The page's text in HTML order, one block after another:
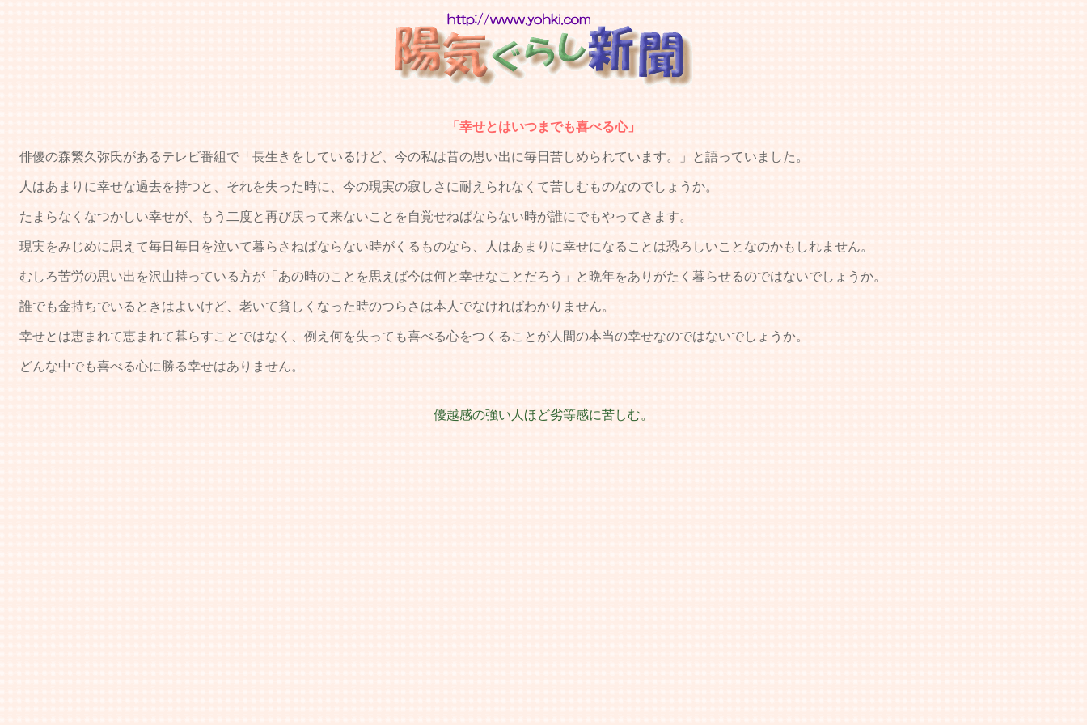
「幸せとはいつまでも喜べる心」
俳優の森繁久弥氏があるテレビ番組で「長生きをしているけど、今の私は昔の思い出に毎日苦しめられています。」と語っていました。
人はあまりに幸せな過去を持つと、それを失った時に、今の現実の寂しさに耐えられなくて苦しむものなのでしょうか。
たまらなくなつかしい幸せが、もう二度と再び戻って来ないことを自覚せねばならない時が誰にでもやってきます。
現実をみじめに思えて毎日毎日を泣いて暮らさねばならない時がくるものなら、人はあまりに幸せになることは恐ろしいことなのかもしれません。
むしろ苦労の思い出を沢山持っている方が「あの時のことを思えば今は何と幸せなことだろう」と晩年をありがたく暮らせるのではないでしょうか。
誰でも金持ちでいるときはよいけど、老いて貧しくなった時のつらさは本人でなければわかりません。
幸せとは恵まれて恵まれて暮らすことではなく、例え何を失っても喜べる心をつくることが人間の本当の幸せなのではないでしょうか。
どんな中でも喜べる心に勝る幸せはありません。
優越感の強い人ほど劣等感に苦しむ。